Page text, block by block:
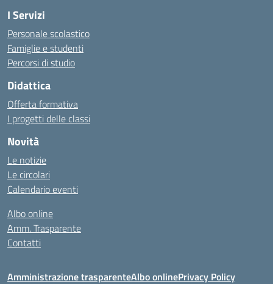
I Servizi
Personale scolastico
Famiglie e studenti
Percorsi di studio
Didattica
Offerta formativa
I progetti delle classi
Novità
Le notizie
Le circolari
Calendario eventi
Albo online
Amm. Trasparente
Contatti
Amministrazione trasparenteAlbo onlinePrivacy Policy